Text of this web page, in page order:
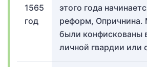
1565
год
этого года
реформ, Опричнина.
были конфискованы
личной гвардии или